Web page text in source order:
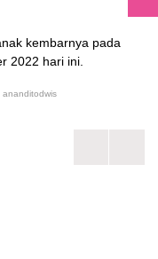
kembarnya pada
2022 hari ini.